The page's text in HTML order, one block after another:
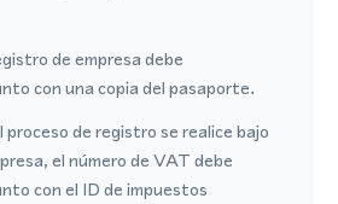
de empresa debe
con una copia del pasaporte.
proceso de registro se realice bajo
el número de VAT debe
con el ID de impuestos